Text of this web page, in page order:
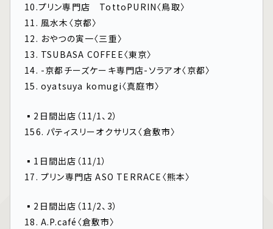
10.プリン専門店 TottoPURIN〈鳥取〉
11. 風水木〈京都〉
12. おやつの寅一〈三重〉
13. TSUBASA COFFEE〈東京〉
14. -京都チーズケーキ専門店-ソラアオ〈京都〉
15. oyatsuya komugi〈真庭市〉
▪️2日間出店（11/1、2）
156. パティスリーオクサリス〈倉敷市〉
▪️1日間出店（11/1）
17. プリン専門店 ASO TERRACE〈熊本〉
▪️2日間出店（11/2、3）
18. A.P.café〈倉敷市〉